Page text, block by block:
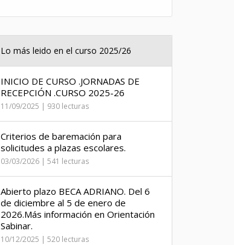
Lo más leido en el curso 2025/26
INICIO DE CURSO .JORNADAS DE
RECEPCIÓN .CURSO 2025-26
11/09/2025 | 930 lecturas
Criterios de baremación para
solicitudes a plazas escolares.
03/03/2026 | 541 lecturas
Abierto plazo BECA ADRIANO. Del 6
de diciembre al 5 de enero de
2026.Más información en Orientación
Sabinar.
10/12/2025 | 520 lecturas